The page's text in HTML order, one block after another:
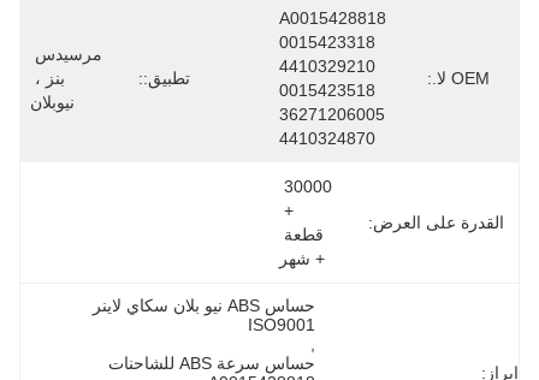
OEM لا.:
A0015428818
0015423318
4410329210
0015423518
36271206005
4410324870
تطبيق::
نيوبلان
القدرة على العرض:
+ شهر
إبراز:
ISO9001